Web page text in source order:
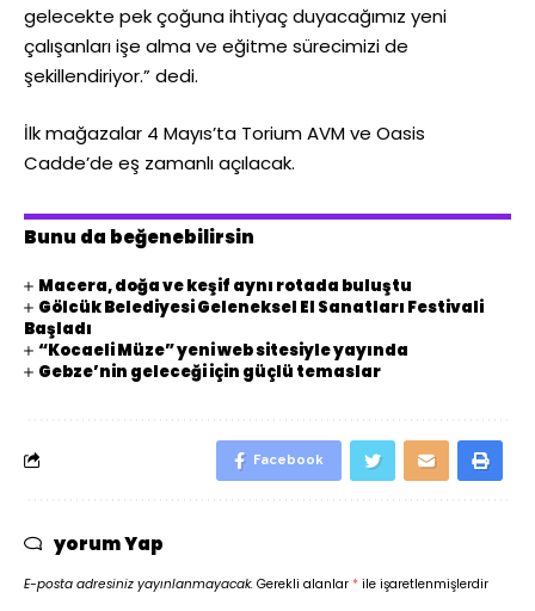
gelecekte pek çoğuna ihtiyaç duyacağımız yeni
çalışanları işe alma ve eğitme sürecimizi de
şekillendiriyor.” dedi.
İlk mağazalar 4 Mayıs’ta Torium AVM ve Oasis
Cadde’de eş zamanlı açılacak.
Bunu da beğenebilirsin
Macera, doğa ve keşif aynı rotada buluştu
Gölcük Belediyesi Geleneksel El Sanatları Festivali
Başladı
“Kocaeli Müze” yeni web sitesiyle yayında
Gebze’nin geleceği için güçlü temaslar
Facebook
yorum Yap
E-posta adresiniz yayınlanmayacak. Gerekli alanlar * ile işaretlenmişlerdir